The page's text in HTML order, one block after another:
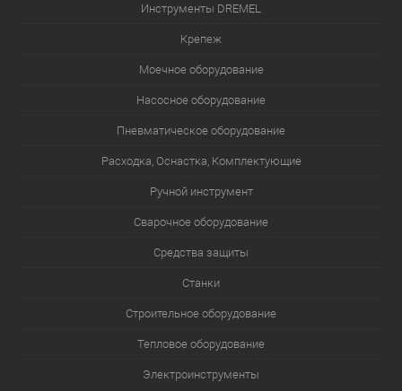
Инструменты DREMEL
Крепеж
Моечное оборудование
Насосное оборудование
Пневматическое оборудование
Расходка, Оснастка, Комплектующие
Ручной инструмент
Сварочное оборудование
Средства защиты
Станки
Строительное оборудование
Тепловое оборудование
Электроинструменты